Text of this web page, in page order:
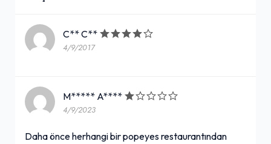
C** C**
4/9/2017
M***** A****
4/9/2023
Daha önce herhangi bir popeyes restaurantından